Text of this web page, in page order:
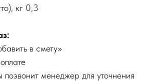
кг 0,3
в смету»
позвонит менеджер для уточнения